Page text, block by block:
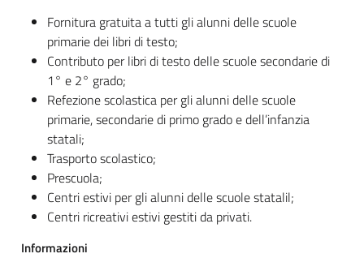
Fornitura gratuita a tutti gli alunni delle scuole
primarie dei libri di testo;
Contributo per libri di testo delle scuole secondarie di
1° e 2° grado;
Refezione scolastica per gli alunni delle scuole
primarie, secondarie di primo grado e dell’infanzia
statali;
Trasporto scolastico;
Prescuola;
Centri estivi per gli alunni delle scuole statalil;
Centri ricreativi estivi gestiti da privati.
Informazioni